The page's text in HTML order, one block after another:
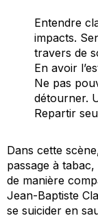
Entendre
impacts.
travers de
En avoir
Ne pas
détourner.
Repartir
Dans cette
passage à
de manière
Jean-Baptiste
se suicider en